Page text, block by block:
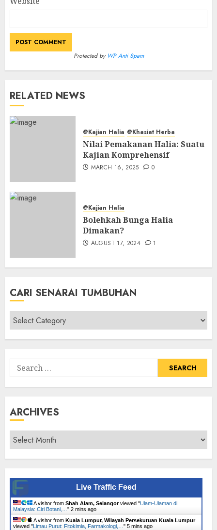
Protected by WP Anti Spam
RELATED NEWS
@Kajian Halia @Khasiat Herba
Nilai Pemakanan Halia: Suatu
Kajian Komprehensif
MARCH 16, 2025 0
@Kajian Halia
Bolehkah Bunga Halia
Dimakan?
AUGUST 17, 2024 1
CARI SENARAI TUMBUHAN
Cari
Senarai
Tumbuhan
Search
for:
ARCHIVES
Archives
Live Traffic Feed
A visitor from Shah Alam, Selangorviewed "Ulam-Ulaman di
Malaysia: Ciri Botani,… " 2 mins ago
A visitor from Kuala Lumpur, Wilayah Persekutuan Kuala Lumpur
viewed " Limau Purut: Fitokimia, Farmakologi,… " 5 mins ago